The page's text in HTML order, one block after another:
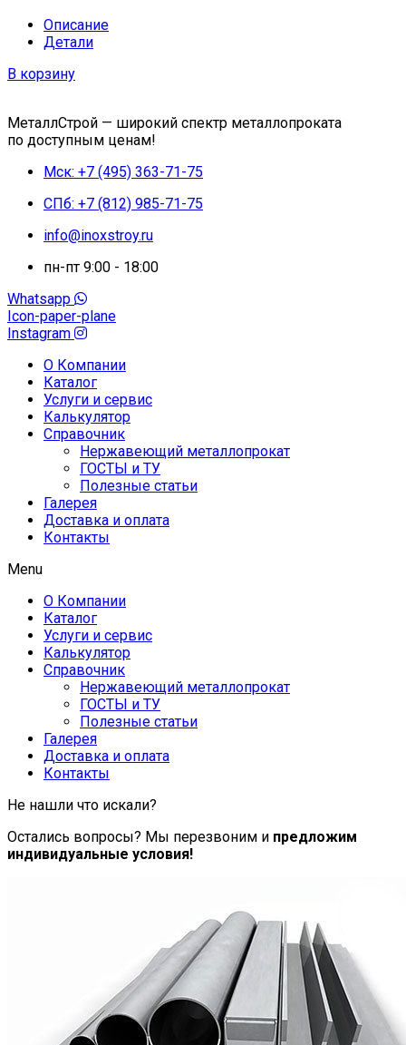
Описание
Детали
В корзину
МеталлСтрой — широкий спектр металлопроката
по доступным ценам!
Мск: +7 (495) 363-71-75
СПб: +7 (812) 985-71-75
info@inoxstroy.ru
пн-пт 9:00 - 18:00
Whatsapp
Icon-paper-plane
Instagram
О Компании
Каталог
Услуги и сервис
Калькулятор
Справочник
Нержавеющий металлопрокат
ГОСТЫ и ТУ
Полезные статьи
Галерея
Доставка и оплата
Контакты
Menu
О Компании
Каталог
Услуги и сервис
Калькулятор
Справочник
Нержавеющий металлопрокат
ГОСТЫ и ТУ
Полезные статьи
Галерея
Доставка и оплата
Контакты
Не нашли что искали?
Остались вопросы? Мы перезвоним и предложим
индивидуальные условия!